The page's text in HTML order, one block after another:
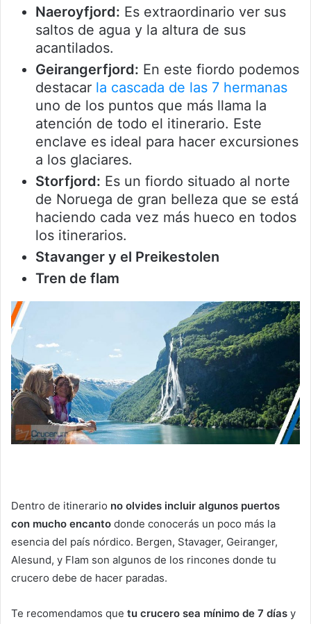
Naeroyfjord: Es extraordinario ver sus
saltos de agua y la altura de sus
acantilados.
Geirangerfjord: En este fiordo podemos
destacar la cascada de las 7 hermanas
uno de los puntos que más llama la
atención de todo el itinerario. Este
enclave es ideal para hacer excursiones
a los glaciares.
Storfjord: Es un fiordo situado al norte
de Noruega de gran belleza que se está
haciendo cada vez más hueco en todos
los itinerarios.
Stavanger y el Preikestolen
Tren de flam
Dentro de itinerario no olvides incluir algunos puertos
con mucho encanto donde conocerás un poco más la
esencia del país nórdico. Bergen, Stavager, Geiranger,
Alesund, y Flam son algunos de los rincones donde tu
crucero debe de hacer paradas.
Te recomendamos que tu crucero sea mínimo de 7 días y